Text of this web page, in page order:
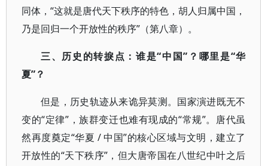
同体，“这就是唐代天下秩序的特色，胡人归属中国，
乃是回归一个开放性的秩序”（第八章）。
三、历史的转捩点：谁是“中国”？哪里是“华
夏”？
但是，历史轨迹从来诡异莫测。国家演进既无不
变的“定律”，族群变迁也难有现成的“常规”。唐代虽
然再度奠定“华夏 / 中国”的核心区域与文明，建立了
开放性的“天下秩序”，但大唐帝国在八世纪中叶之后